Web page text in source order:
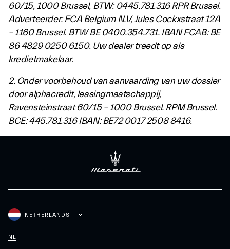
60/15, 1000 Brussel, BTW: 0445.781.316 RPR Brussel.
Adverteerder: FCA Belgium N.V, Jules Cockxstraat 12A
– 1160 Brussel. BTW BE 0400.354.731. IBAN FCAB: BE
86 4829 0250 6150. Uw dealer treedt op als
kredietmakelaar.
2. Onder voorbehoud van aanvaarding van uw dossier
door alphacredit, leasingmaatschappij,
Ravensteinstraat 60/15 – 1000 Brussel.RPM Brussel.
BCE: 445.781.316 IBAN: BE72 0017 2508 8416.
NETHERLANDS
NL